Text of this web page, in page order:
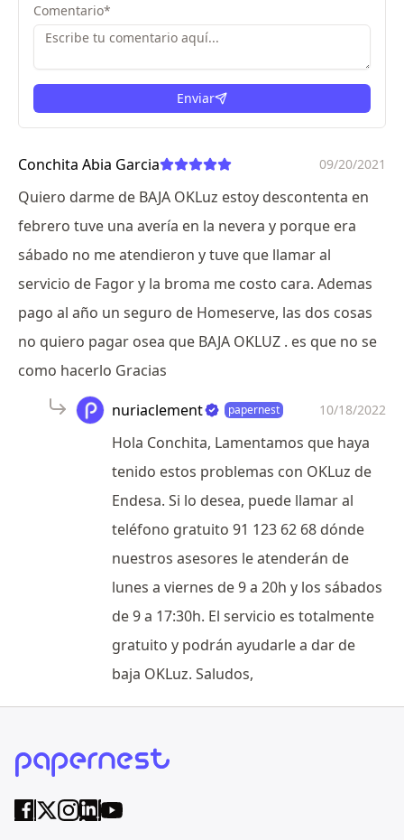
Comentario*
Enviar
Conchita Abia Garcia 09/20/2021
Quiero darme de BAJA OKLuz estoy descontenta en
febrero tuve una avería en la nevera y porque era
sábado no me atendieron y tuve que llamar al
servicio de Fagor y la broma me costo cara. Ademas
pago al año un seguro de Homeserve, las dos cosas
no quiero pagar osea que BAJA OKLUZ . es que no se
como hacerlo Gracias
nuriaclement
papernest 10/18/2022
Hola Conchita, Lamentamos que haya
tenido estos problemas con OKLuz de
Endesa. Si lo desea, puede llamar al
teléfono gratuito 91 123 62 68 dónde
nuestros asesores le atenderán de
lunes a viernes de 9 a 20h y los sábados
de 9 a 17:30h. El servicio es totalmente
gratuito y podrán ayudarle a dar de
baja OKLuz. Saludos,